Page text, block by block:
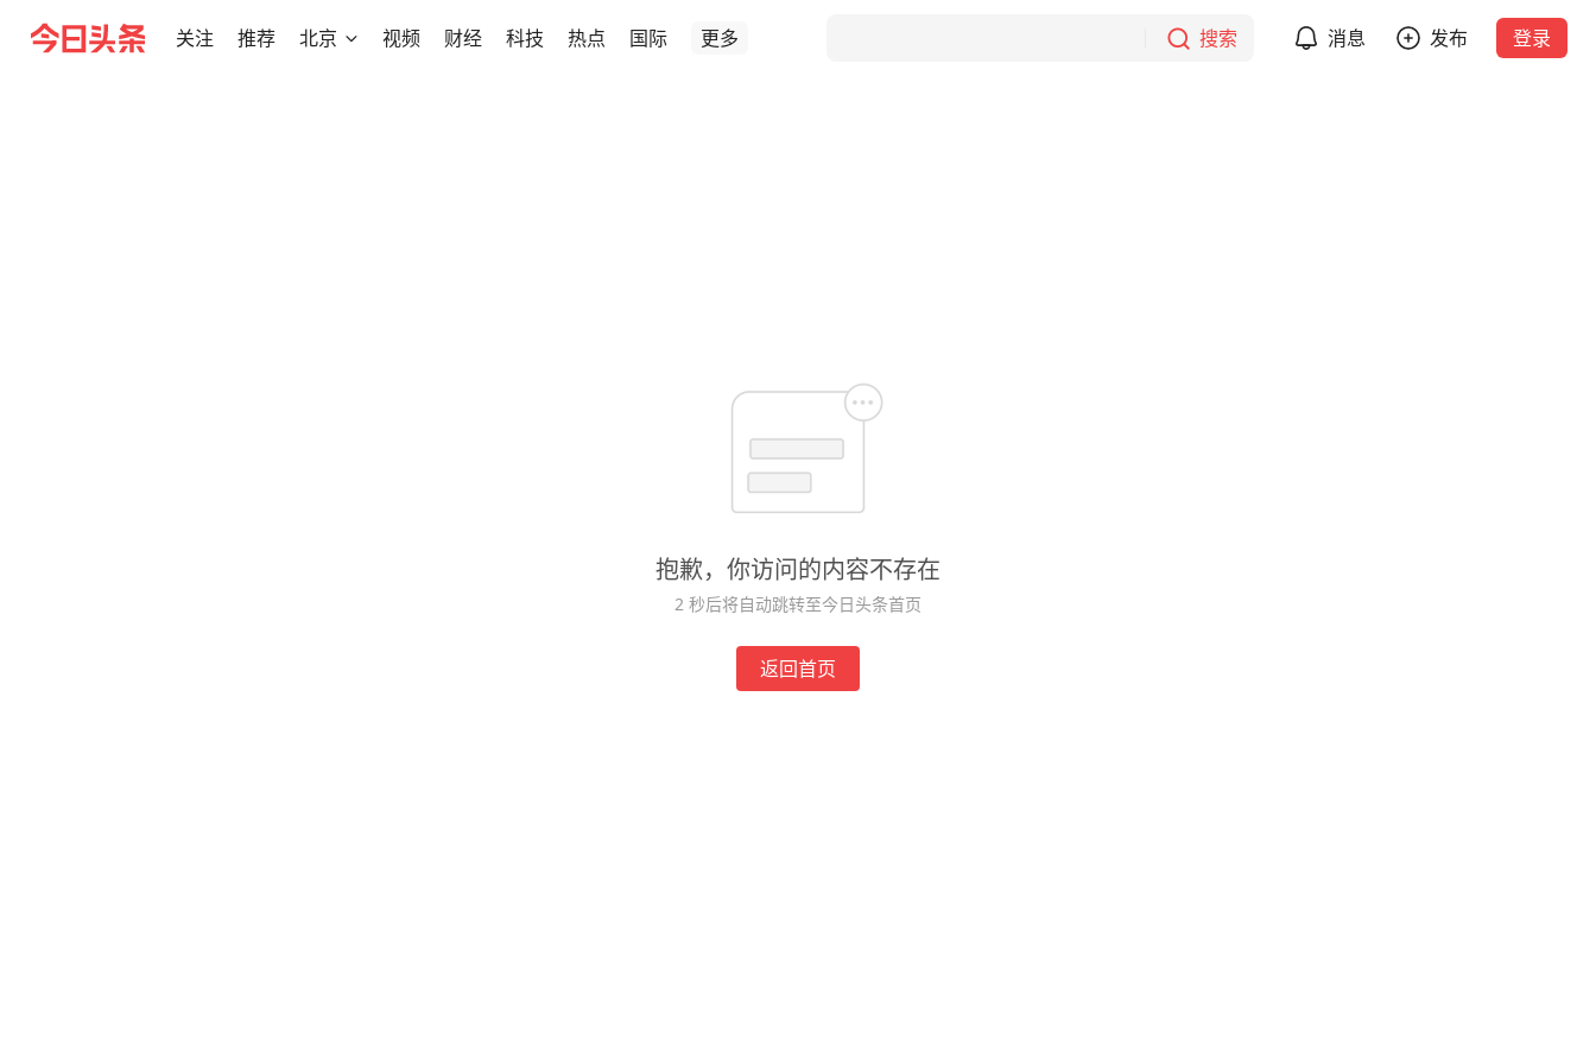
关注 推荐 北京 视频 财经 科技 热点 国际 更多 搜索 消息 发布 登录
抱歉，你访问的内容不存在
2 秒后将自动跳转至今日头条首页
返回首页